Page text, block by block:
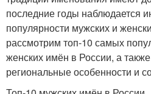
последние годы наблюдается
популярности мужских и
рассмотрим топ-10 самых
женских имён в России, а
региональные особенности и